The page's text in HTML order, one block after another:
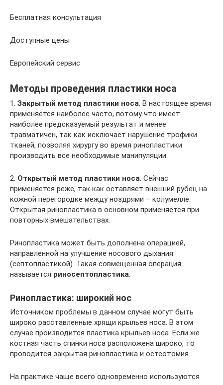
Бесплатная консультация
Доступные цены
Европейский сервис
Методы проведения пластики носа
1. Закрытый метод пластики носа. В настоящее время
применяется наиболее часто, потому что имеет
наиболее предсказуемый результат и менее
травматичен, так как исключает нарушение трофики
тканей, позволяя хирургу во время ринопластики
производить все необходимые манипуляции.
2. Открытый метод пластики носа. Сейчас
применяется реже, так как оставляет внешний рубец на
кожной перегородке между ноздрями – колумелле.
Открытая ринопластика в основном применяется при
повторных вмешательствах.
Ринопластика может быть дополнена операцией,
направленной на улучшение носового дыхания
(септопластикой). Такая совмещенная операция
называется риносептопластика.
Ринопластика: широкий нос
Источником проблемы в данном случае могут быть
широко расставленные хрящи крыльев носа. В этом
случае производится пластика крыльев носа. Если же
костная часть спинки носа расположена широко, то
проводится закрытая ринопластика и остеотомия.
На практике чаще всего одновременно используются